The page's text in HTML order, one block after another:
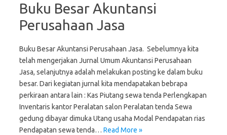
Buku Besar Akuntansi
Perusahaan Jasa
Buku Besar Akuntansi Perusahaan Jasa. Sebelumnya kita
telah mengerjakan Jurnal Umum Akuntansi Perusahaan
Jasa, selanjutnya adalah melakukan posting ke dalam buku
besar. Dari kegiatan jurnal kita mendapatakan bebrapa
perkiraan antara lain : Kas Piutang sewa tenda Perlengkapan
Inventaris kantor Peralatan salon Peralatan tenda Sewa
gedung dibayar dimuka Utang usaha Modal Pendapatan rias
Pendapatan sewa tenda… Read More »